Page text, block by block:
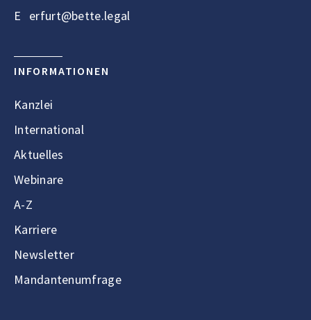
E erfurt@bette.legal
INFORMATIONEN
Kanzlei
International
Aktuelles
Webinare
A-Z
Karriere
Newsletter
Mandantenumfrage